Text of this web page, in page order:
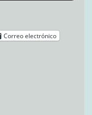
Correo electrónico